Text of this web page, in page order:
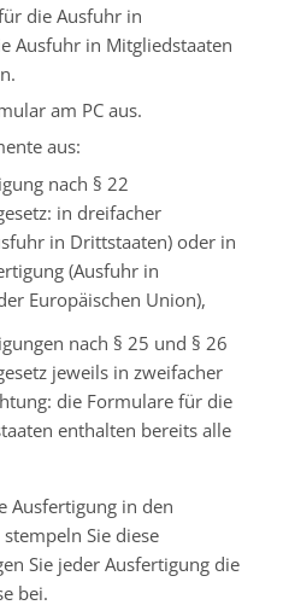
die Ausfuhr in
Ausfuhr in Mitgliedstaaten
am PC aus.
aus:
nach § 22
in dreifacher
in Drittstaaten) oder in
(Ausfuhr in
Europäischen Union),
nach § 25 und § 26
jeweils in zweifacher
die Formulare für die
enthalten bereits alle
Ausfertigung in den
Sie diese
Sie jeder Ausfertigung die
bei.